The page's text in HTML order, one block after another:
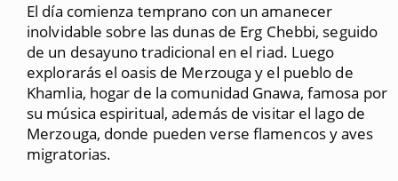
El día comienza temprano con un amanecer
inolvidable sobre las dunas de Erg Chebbi, seguido
de un desayuno tradicional en el riad. Luego
explorarás el oasis de Merzouga y el pueblo de
Khamlia, hogar de la comunidad Gnawa, famosa por
su música espiritual, además de visitar el lago de
Merzouga, donde pueden verse flamencos y aves
migratorias.